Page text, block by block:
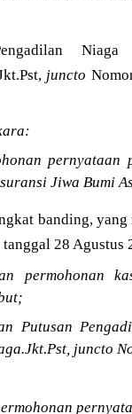
juncto
Jiwa Bumi
banding,
28 Agustus
permohonan
Putusan
juncto